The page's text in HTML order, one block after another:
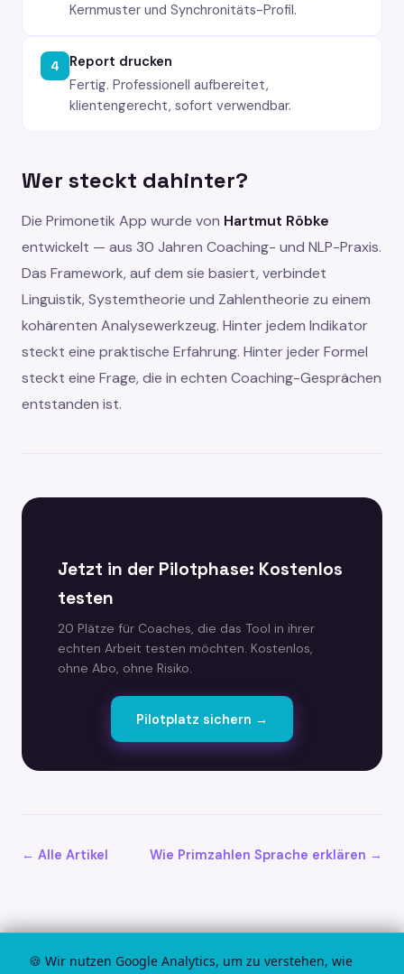
🍪 Wir nutzen Google Analytics, um zu verstehen, wie
Kernmuster und Synchronitäts-Profil.
4
Report drucken
Fertig. Professionell aufbereitet,
klientengerecht, sofort verwendbar.
Wer steckt dahinter?
Die Primonetik App wurde von Hartmut Röbke
entwickelt — aus 30 Jahren Coaching- und NLP-Praxis.
Das Framework, auf dem sie basiert, verbindet
Linguistik, Systemtheorie und Zahlentheorie zu einem
kohärenten Analysewerkzeug. Hinter jedem Indikator
steckt eine praktische Erfahrung. Hinter jeder Formel
steckt eine Frage, die in echten Coaching-Gesprächen
entstanden ist.
Jetzt in der Pilotphase: Kostenlos
testen
20 Plätze für Coaches, die das Tool in ihrer
echten Arbeit testen möchten. Kostenlos,
ohne Abo, ohne Risiko.
Pilotplatz sichern →
← Alle Artikel Wie Primzahlen Sprache erklären →